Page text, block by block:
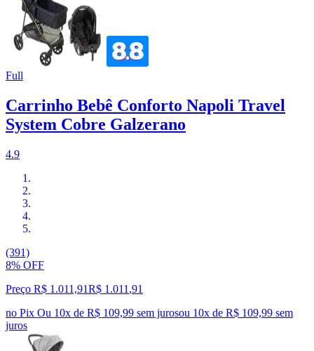
Full
Carrinho Bebê Conforto Napoli Travel
System Cobre Galzerano
4.9
(391)
8% OFF
Preço R$ 1.011,91R$ 1.011 ,91
no Pix Ou 10x de R$ 109,99 sem jurosou 10x de R$ 109,99 sem
juros